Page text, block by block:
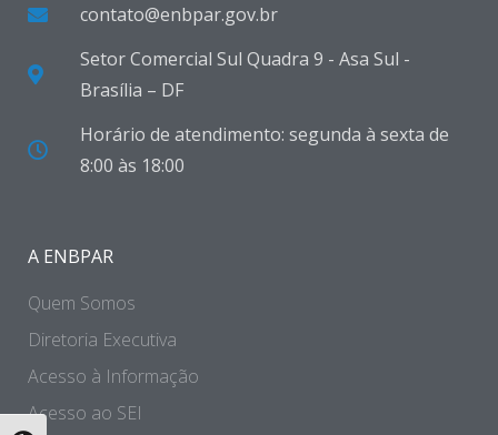
contato@enbpar.gov.br
Setor Comercial Sul Quadra 9 - Asa Sul -
Brasília – DF
Horário de atendimento: segunda à sexta de
8:00 às 18:00
A ENBPAR
Quem Somos
Diretoria Executiva
Acesso à Informação
Acesso ao SEI